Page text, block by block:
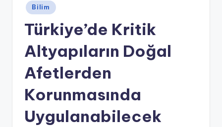
Posted
in
Bilim
Türkiye’de Kritik
Altyapıların Doğal
Afetlerden
Korunmasında
Uygulanabilecek